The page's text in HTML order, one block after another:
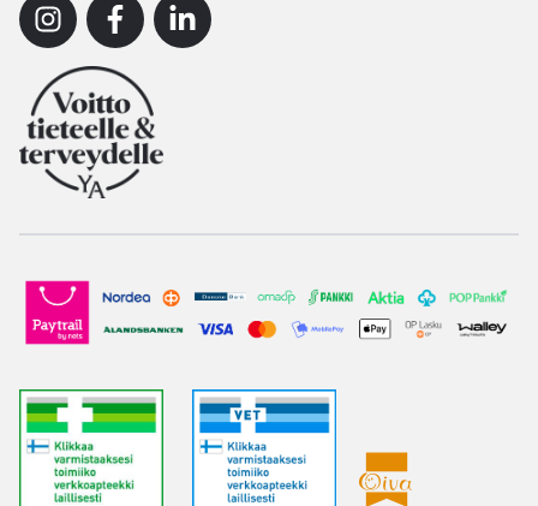
InstagramFacebookLinkedin